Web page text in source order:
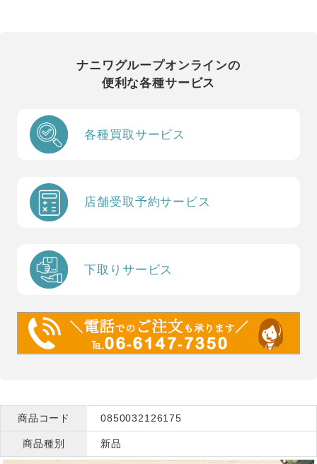
ナニワグループオンラインの
便利な各種サービス
各種買取サービス
店舗受取予約サービス
下取りサービス
商品コード 0850032126175
商品種別 新品